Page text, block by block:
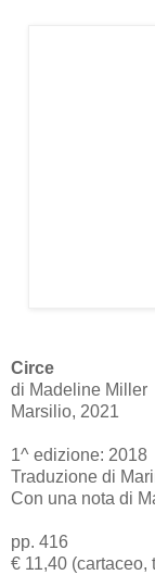
Circe
di Madeline Miller
Marsilio, 2021
1^ edizione: 2018
Traduzione di
Con una nota di
pp. 416
€ 11,40 (cartaceo,